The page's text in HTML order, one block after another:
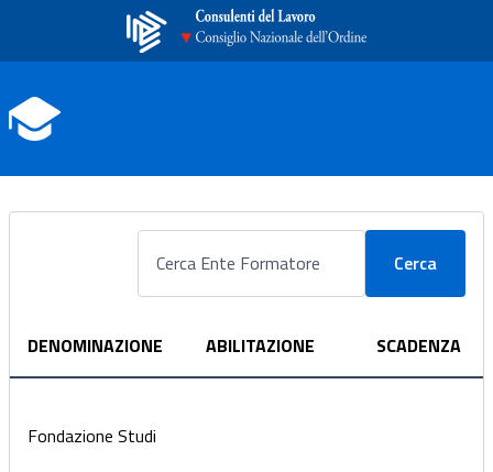
Cerca
DENOMINAZIONE ABILITAZIONE SCADENZA
Fondazione Studi